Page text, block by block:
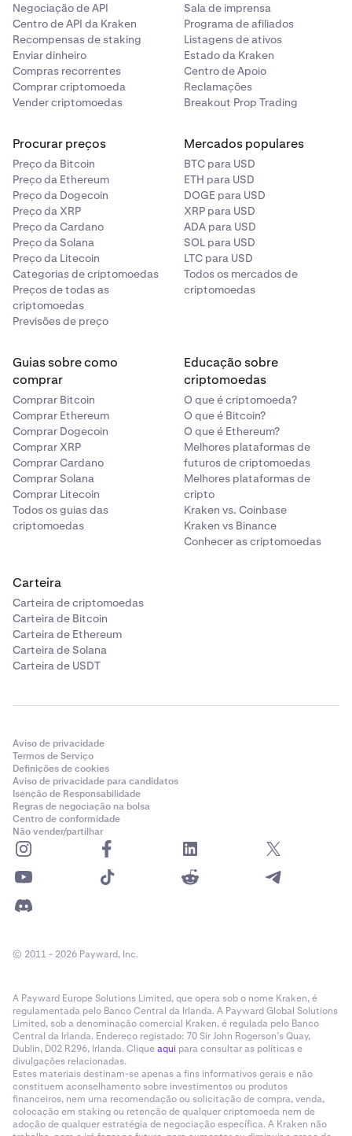
Negociação de API
Centro de API da Kraken
Recompensas de staking
Enviar dinheiro
Compras recorrentes
Comprar criptomoeda
Vender criptomoedas
Sala de imprensa
Programa de afiliados
Listagens de ativos
Estado da Kraken
Centro de Apoio
Reclamações
Breakout Prop Trading
Procurar preços
Preço da Bitcoin
Preço da Ethereum
Preço da Dogecoin
Preço da XRP
Preço da Cardano
Preço da Solana
Preço da Litecoin
Categorias de criptomoedas
Preços de todas as
criptomoedas
Previsões de preço
Mercados populares
BTC para USD
ETH para USD
DOGE para USD
XRP para USD
ADA para USD
SOL para USD
LTC para USD
Todos os mercados de
criptomoedas
Guias sobre como
comprar
Comprar Bitcoin
Comprar Ethereum
Comprar Dogecoin
Comprar XRP
Comprar Cardano
Comprar Solana
Comprar Litecoin
Todos os guias das
criptomoedas
Educação sobre
criptomoedas
O que é criptomoeda?
O que é Bitcoin?
O que é Ethereum?
Melhores plataformas de
futuros de criptomoedas
Melhores plataformas de
cripto
Kraken vs. Coinbase
Kraken vs Binance
Conhecer as criptomoedas
Carteira
Carteira de criptomoedas
Carteira de Bitcoin
Carteira de Ethereum
Carteira de Solana
Carteira de USDT
Aviso de privacidade
Termos de Serviço
Definições de cookies
Aviso de privacidade para candidatos
Isenção de Responsabilidade
Regras de negociação na bolsa
Centro de conformidade
Não vender/partilhar
© 2011 - 2026 Payward, Inc.
A Payward Europe Solutions Limited, que opera sob o nome Kraken, é
regulamentada pelo Banco Central da Irlanda. A Payward Global Solutions
Limited, sob a denominação comercial Kraken, é regulada pelo Banco
Central da Irlanda. Endereço registado: 70 Sir John Rogerson’s Quay,
Dublin, D02 R296, Irlanda. Cliqueaqui para consultar as políticas e
divulgações relacionadas.
Estes materiais destinam-se apenas a fins informativos gerais e não
constituem aconselhamento sobre investimentos ou produtos
financeiros, nem uma recomendação ou solicitação de compra, venda,
colocação em staking ou retenção de qualquer criptomoeda nem de
adoção de qualquer estratégia de negociação específica. A Kraken não